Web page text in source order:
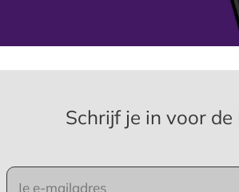
Schrijf je in voor